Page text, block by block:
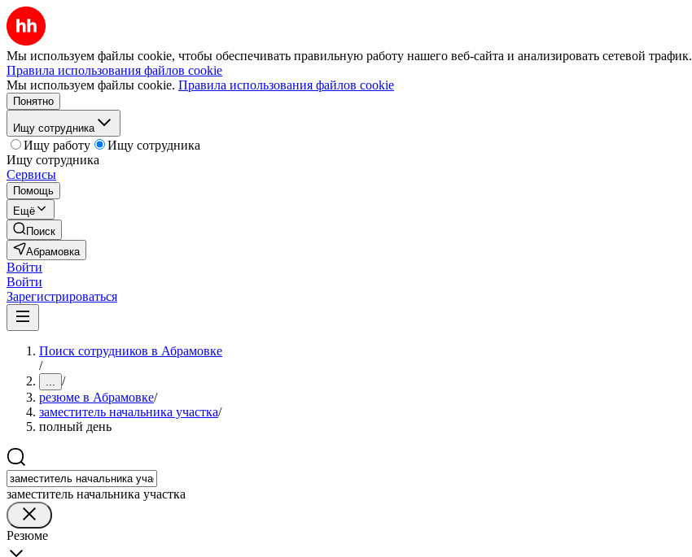
Мы используем файлы cookie, чтобы обеспечивать правильную работу нашего веб-сайта и анализировать сетевой трафик.
Правила использования файлов cookie
Мы используем файлы cookie. Правила использования файлов cookie
Понятно
Ищу сотрудника
Ищу работу
Ищу сотрудника
Ищу сотрудника
Сервисы
Помощь
Ещё
Поиск
Абрамовка
Войти
Войти
Зарегистрироваться
Поиск сотрудников в Абрамовке
/
... /
резюме в Абрамовке/
заместитель начальника участка/
полный день
заместитель начальника участка
Резюме